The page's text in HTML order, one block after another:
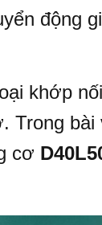
động
khớp
Trong
cơ